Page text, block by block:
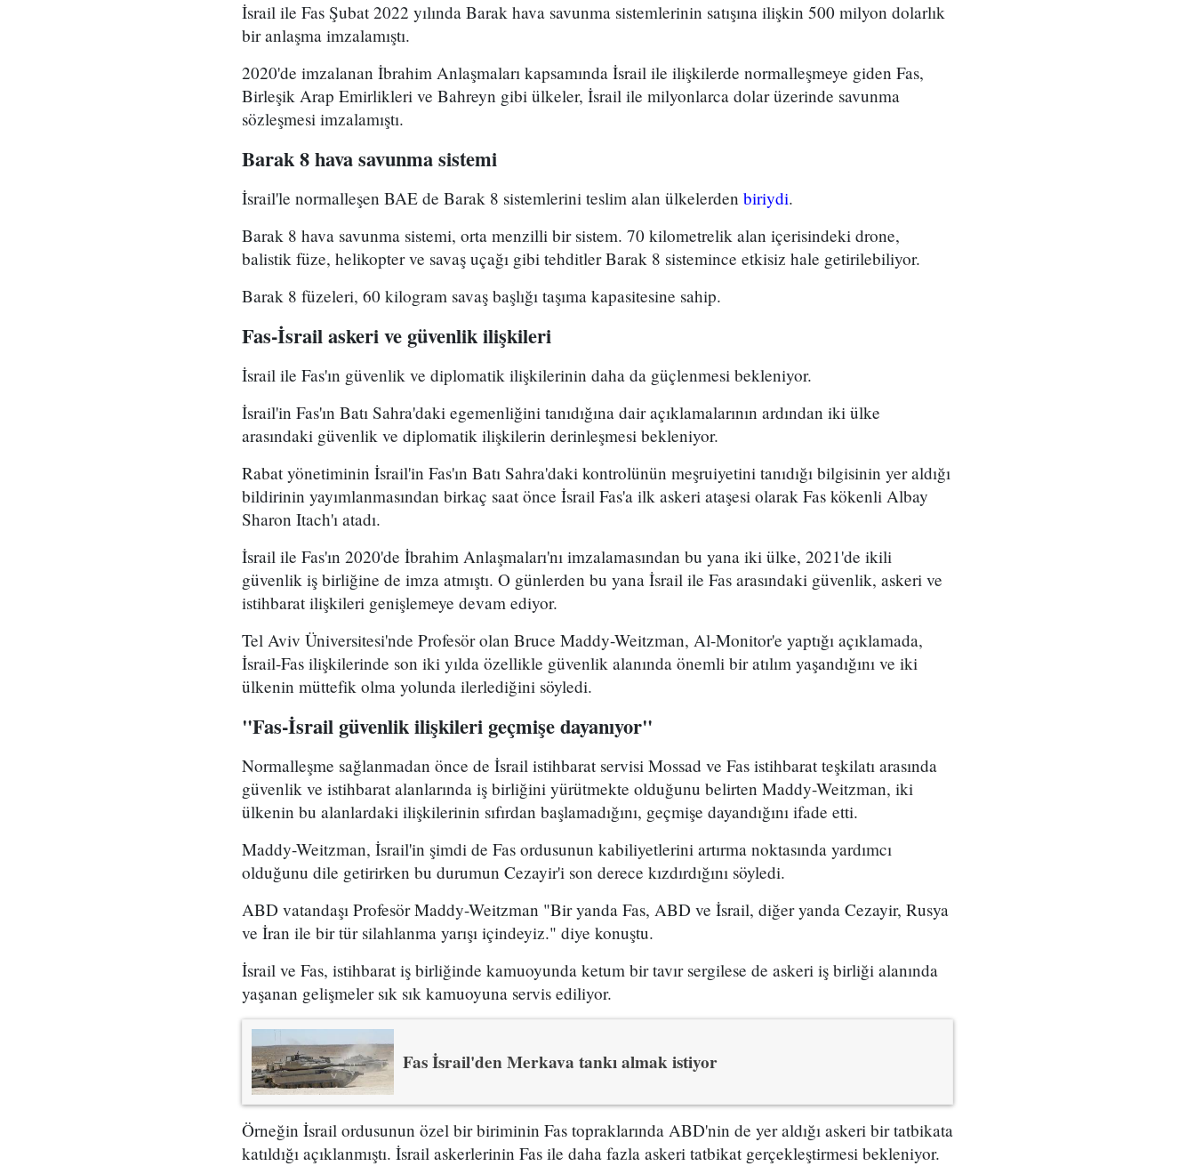
İsrail ile Fas Şubat 2022 yılında Barak hava savunma sistemlerinin satışına ilişkin 500 milyon dolarlık
bir anlaşma imzalamıştı.
2020'de imzalanan İbrahim Anlaşmaları kapsamında İsrail ile ilişkilerde normalleşmeye giden Fas,
Birleşik Arap Emirlikleri ve Bahreyn gibi ülkeler, İsrail ile milyonlarca dolar üzerinde savunma
sözleşmesi imzalamıştı.
Barak 8 hava savunma sistemi
İsrail'le normalleşen BAE de Barak 8 sistemlerini teslim alan ülkelerden biriydi.
Barak 8 hava savunma sistemi, orta menzilli bir sistem. 70 kilometrelik alan içerisindeki drone,
balistik füze, helikopter ve savaş uçağı gibi tehditler Barak 8 sistemince etkisiz hale getirilebiliyor.
Barak 8 füzeleri, 60 kilogram savaş başlığı taşıma kapasitesine sahip.
Fas-İsrail askeri ve güvenlik ilişkileri
İsrail ile Fas'ın güvenlik ve diplomatik ilişkilerinin daha da güçlenmesi bekleniyor.
İsrail'in Fas'ın Batı Sahra'daki egemenliğini tanıdığına dair açıklamalarının ardından iki ülke
arasındaki güvenlik ve diplomatik ilişkilerin derinleşmesi bekleniyor.
Rabat yönetiminin İsrail'in Fas'ın Batı Sahra'daki kontrolünün meşruiyetini tanıdığı bilgisinin yer aldığı
bildirinin yayımlanmasından birkaç saat önce İsrail Fas'a ilk askeri ataşesi olarak Fas kökenli Albay
Sharon Itach'ı atadı.
İsrail ile Fas'ın 2020'de İbrahim Anlaşmaları'nı imzalamasından bu yana iki ülke, 2021'de ikili
güvenlik iş birliğine de imza atmıştı. O günlerden bu yana İsrail ile Fas arasındaki güvenlik, askeri ve
istihbarat ilişkileri genişlemeye devam ediyor.
Tel Aviv Üniversitesi'nde Profesör olan Bruce Maddy-Weitzman, Al-Monitor'e yaptığı açıklamada,
İsrail-Fas ilişkilerinde son iki yılda özellikle güvenlik alanında önemli bir atılım yaşandığını ve iki
ülkenin müttefik olma yolunda ilerlediğini söyledi.
"Fas-İsrail güvenlik ilişkileri geçmişe dayanıyor"
Normalleşme sağlanmadan önce de İsrail istihbarat servisi Mossad ve Fas istihbarat teşkilatı arasında
güvenlik ve istihbarat alanlarında iş birliğini yürütmekte olduğunu belirten Maddy-Weitzman, iki
ülkenin bu alanlardaki ilişkilerinin sıfırdan başlamadığını, geçmişe dayandığını ifade etti.
Maddy-Weitzman, İsrail'in şimdi de Fas ordusunun kabiliyetlerini artırma noktasında yardımcı
olduğunu dile getirirken bu durumun Cezayir'i son derece kızdırdığını söyledi.
ABD vatandaşı Profesör Maddy-Weitzman "Bir yanda Fas, ABD ve İsrail, diğer yanda Cezayir, Rusya
ve İran ile bir tür silahlanma yarışı içindeyiz." diye konuştu.
İsrail ve Fas, istihbarat iş birliğinde kamuoyunda ketum bir tavır sergilese de askeri iş birliği alanında
yaşanan gelişmeler sık sık kamuoyuna servis ediliyor.
Fas İsrail'den Merkava tankı almak istiyor
Örneğin İsrail ordusunun özel bir biriminin Fas topraklarında ABD'nin de yer aldığı askeri bir tatbikata
katıldığı açıklanmıştı. İsrail askerlerinin Fas ile daha fazla askeri tatbikat gerçekleştirmesi bekleniyor.